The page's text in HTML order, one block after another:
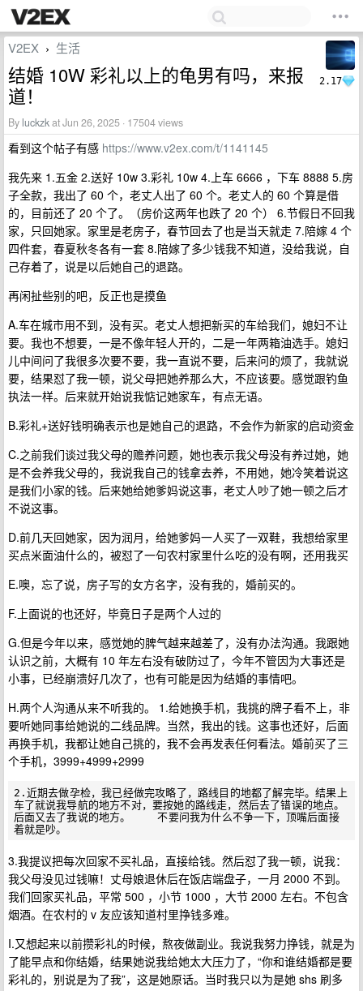
2.17
V2EX › 生活
结婚 10W 彩礼以上的龟男有吗，来报
道！
By luckzkat Jun 26, 2025 · 17504 views
看到这个帖子有感 https://www.v2ex.com/t/1141145
我先来 1.五金 2.送好 10w 3.彩礼 10w 4.上车 6666 ，下车 8888 5.房
子全款，我出了 60 个，老丈人出了 60 个。老丈人的 60 个算是借
的，目前还了 20 个了。（房价这两年也跌了 20 个） 6.节假日不回我
家，只回她家。家里是老房子，春节回去了也是当天就走 7.陪嫁 4 个
四件套，春夏秋冬各有一套 8.陪嫁了多少钱我不知道，没给我说，自
己存着了，说是以后她自己的退路。
再闲扯些别的吧，反正也是摸鱼
A.车在城市用不到，没有买。老丈人想把新买的车给我们，媳妇不让
要。我也不想要，一是不像年轻人开的，二是一年两箱油选手。媳妇
儿中间问了我很多次要不要，我一直说不要，后来问的烦了，我就说
要，结果怼了我一顿，说父母把她养那么大，不应该要。感觉跟钓鱼
执法一样。后来就开始说我惦记她家车，有点无语。
B.彩礼+送好钱明确表示也是她自己的退路，不会作为新家的启动资金
C.之前我们谈过我父母的赡养问题，她也表示我父母没有养过她，她
是不会养我父母的，我说我自己的钱拿去养，不用她，她冷笑着说这
是我们小家的钱。后来她给她爹妈说这事，老丈人吵了她一顿之后才
不说这事。
D.前几天回她家，因为润月，给她爹妈一人买了一双鞋，我想给家里
买点米面油什么的，被怼了一句农村家里什么吃的没有啊，还用我买
E.噢，忘了说，房子写的女方名字，没有我的，婚前买的。
F.上面说的也还好，毕竟日子是两个人过的
G.但是今年以来，感觉她的脾气越来越差了，没有办法沟通。我跟她
认识之前，大概有 10 年左右没有破防过了，今年不管因为大事还是
小事，已经崩溃好几次了，也有可能是因为结婚的事情吧。
H.两个人沟通从来不听我的。 1.给她换手机，我挑的牌子看不上，非
要听她同事给她说的二线品牌。当然，我出的钱。这事也还好，后面
再换手机，我都让她自己挑的，我不会再发表任何看法。婚前买了三
个手机，3999+4999+2999
2.近期去做孕检，我已经做完攻略了，路线目的地都了解完毕。结果上
车了就说我导航的地方不对，要按她的路线走，然后去了错误的地点。
后面又去了我说的地方。    不要问我为什么不争一下，顶嘴后面接
3.我提议把每次回家不买礼品，直接给钱。然后怼了我一顿，说我：
我父母没见过钱嘛！丈母娘退休后在饭店端盘子，一月 2000 不到。
我们回家买礼品，平常 500 ，小节 1000 ，大节 2000 左右。不包含
烟酒。在农村的 v 友应该知道村里挣钱多难。
I.又想起来以前攒彩礼的时候，熬夜做副业。我说我努力挣钱，就是为
了能早点和你结婚，结果她说我给她太大压力了，“你和谁结婚都是要
彩礼的，别说是为了我”，这是她原话。当时我只以为是她 shs 刷多